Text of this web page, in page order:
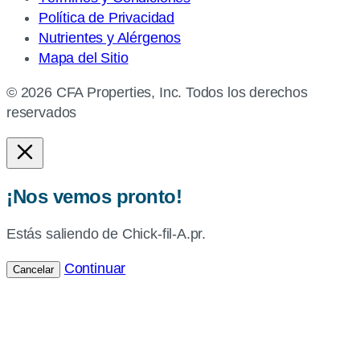
Política de Privacidad
Nutrientes y Alérgenos
Mapa del Sitio
© 2026 CFA Properties, Inc. Todos los derechos
reservados
¡Nos vemos pronto!
Estás saliendo de Chick-fil-A.pr.
Cancelar Continuar